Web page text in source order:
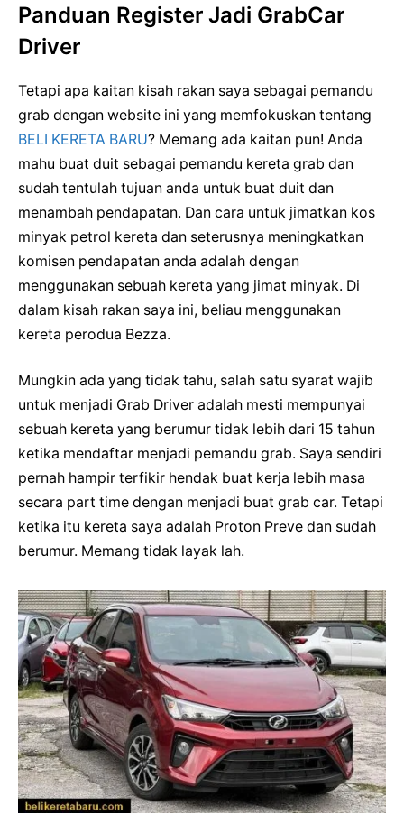
Panduan Register Jadi GrabCar
Driver
Tetapi apa kaitan kisah rakan saya sebagai pemandu
grab dengan website ini yang memfokuskan tentang
BELI KERETA BARU? Memang ada kaitan pun! Anda
mahu buat duit sebagai pemandu kereta grab dan
sudah tentulah tujuan anda untuk buat duit dan
menambah pendapatan. Dan cara untuk jimatkan kos
minyak petrol kereta dan seterusnya meningkatkan
komisen pendapatan anda adalah dengan
menggunakan sebuah kereta yang jimat minyak. Di
dalam kisah rakan saya ini, beliau menggunakan
kereta perodua Bezza.
Mungkin ada yang tidak tahu, salah satu syarat wajib
untuk menjadi Grab Driver adalah mesti mempunyai
sebuah kereta yang berumur tidak lebih dari 15 tahun
ketika mendaftar menjadi pemandu grab. Saya sendiri
pernah hampir terfikir hendak buat kerja lebih masa
secara part time dengan menjadi buat grab car. Tetapi
ketika itu kereta saya adalah Proton Preve dan sudah
berumur. Memang tidak layak lah.